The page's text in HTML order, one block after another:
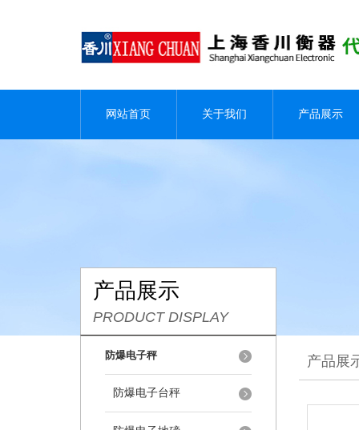
网站首页 关于我们 产品展示
产品展示
PRODUCT DISPLAY
防爆电子秤
防爆电子台秤
产品展